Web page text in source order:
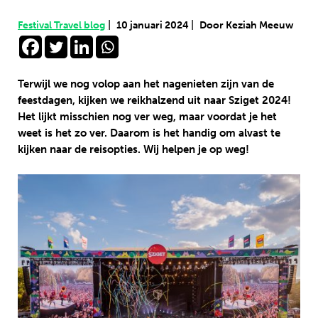
Festival Travel blog 10 januari 2024 Door Keziah Meeuw
Terwijl we nog volop aan het nagenieten zijn van de
feestdagen, kijken we reikhalzend uit naar Sziget 2024!
Het lijkt misschien nog ver weg, maar voordat je het
weet is het zo ver. Daarom is het handig om alvast te
kijken naar de reisopties. Wij helpen je op weg!